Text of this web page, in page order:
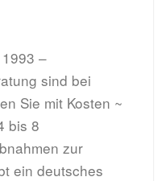
–
sind bei
Sie mit Kosten ~
bis 8
zur
ein deutsches